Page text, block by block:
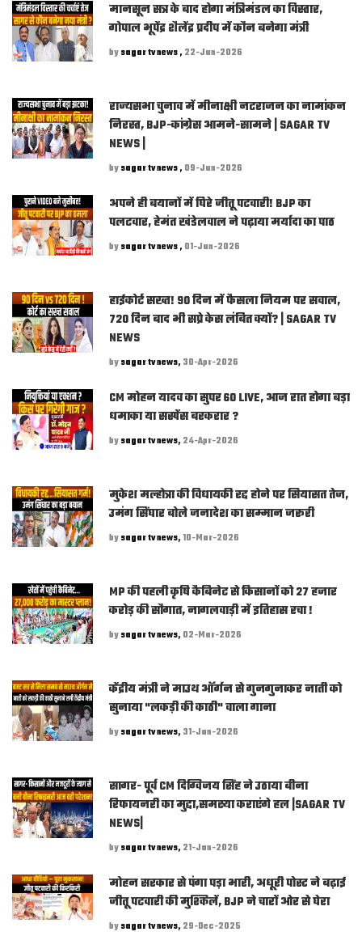
मानसून सत्र के बाद होगा मंत्रिमंडल का विस्तार,
गोपाल भूपेंद्र शैलेंद्र प्रदीप में कौन बनेगा मंत्री
bysagar tv news , 22-Jun-2026
राज्यसभा चुनाव में मीनाक्षी नटराजन का नामांकन
निरस्त, BJP-कांग्रेस आमने-सामने | SAGAR TV
NEWS |
bysagar tv news , 09-Jun-2026
अपने ही बयानों में घिरे जीतू पटवारी! BJP का
पलटवार, हेमंत खंडेलवाल ने पढ़ाया मर्यादा का पाठ
bysagar tv news , 01-Jun-2026
हाईकोर्ट सख्त! 90 दिन में फैसला नियम पर सवाल,
720 दिन बाद भी सप्रे केस लंबित क्यों? | SAGAR TV
NEWS
bysagar tv news, 30-Apr-2026
CM मोहन यादव का सुपर 60 LIVE, आज रात होगा बड़ा
धमाका या सस्पेंस बरकरार ?
bysagar tv news, 24-Apr-2026
मुकेश मल्होत्रा की विधायकी रद्द होने पर सियासत तेज,
उमंग सिंघार बोले जनादेश का सम्मान जरूरी
bysagar tv news,10-Mar-2026
MP की पहली कृषि कैबिनेट से किसानों को 27 हजार
करोड़ की सौगात, नागलवाड़ी में इतिहास रचा !
bysagar tv news, 02-Mar-2026
केंद्रीय मंत्री ने माउथ ऑर्गन से गुनगुनाकर नाती को
सुनाया "लकड़ी की काठी" वाला गाना
bysagar tv news, 31-Jan-2026
सागर- पूर्व CM दिग्विजय सिंह ने उठाया बीना
रिफायनरी का मुद्दा,समस्या कराएंगे हल |SAGAR TV
NEWS|
bysagar tv news, 21-Jan-2026
मोहन सरकार से पंगा पड़ा भारी, अधूरी पोस्ट ने बढ़ाई
जीतू पटवारी की मुश्किलें, BJP ने चारों ओर से घेरा
bysagar tv news, 29-Dec-2025